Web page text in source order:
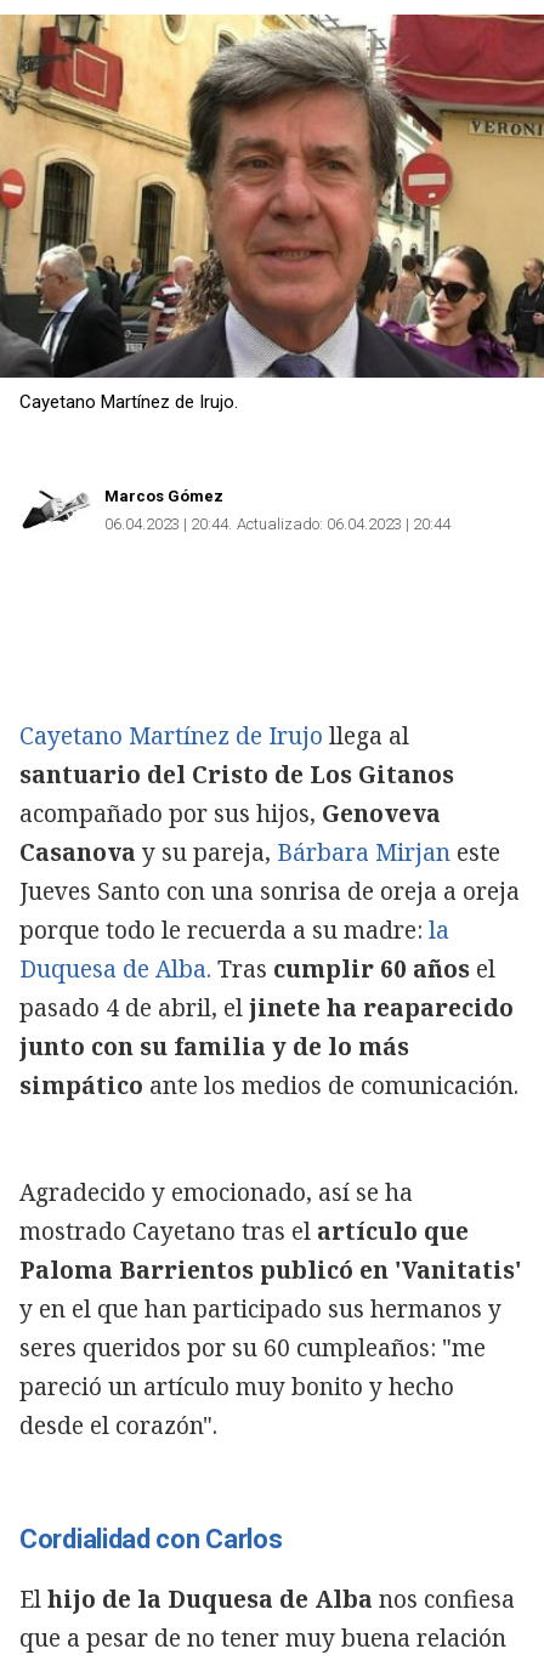
Copiar
Cayetano Martínez de Irujo.
Marcos Gómez
06.04.2023 | 20:44 Actualizado: 06.04.2023 | 20:44
Cayetano Martínez de Irujo llega al
santuario del Cristo de Los Gitanos
acompañado por sus hijos, Genoveva
Casanova y su pareja, Bárbara Mirjan este
Jueves Santo con una sonrisa de oreja a oreja
porque todo le recuerda a su madre: la
Duquesa de Alba. Tras cumplir 60 años el
pasado 4 de abril, eljinete ha reaparecido
junto con su familia y de lo más
simpático ante los medios de comunicación.
Agradecido y emocionado, así se ha
mostrado Cayetano tras el artículo que
Paloma Barrientos publicó en 'Vanitatis'
y en el que han participado sus hermanos y
seres queridos por su 60 cumpleaños: "me
pareció un artículo muy bonito y hecho
desde el corazón".
Cordialidad con Carlos
Elhijo de la Duquesa de Alba nos confiesa
que a pesar de no tener muy buena relación